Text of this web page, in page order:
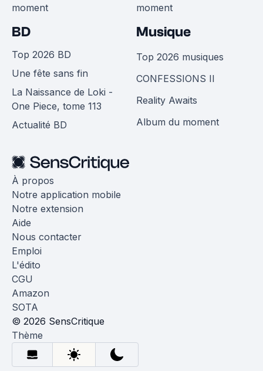
moment
moment
BD
Top 2026 BD
Une fête sans fin
La Naissance de Loki -
One Piece, tome 113
Actualité BD
Musique
Top 2026 musiques
CONFESSIONS II
Reality Awaits
Album du moment
À propos
Notre application mobile
Notre extension
Aide
Nous contacter
Emploi
L'édito
CGU
Amazon
SOTA
© 2026 SensCritique
Thème